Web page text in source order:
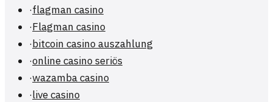
·flagman casino
·Flagman casino
·bitcoin casino auszahlung
·online casino seriös
·wazamba casino
·live casino